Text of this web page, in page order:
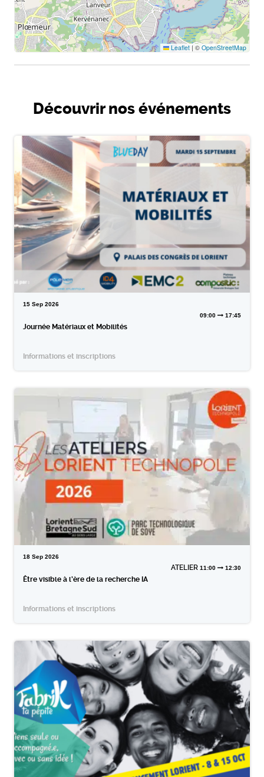
Leaflet | ©OpenStreetMap
Découvrir nos événements
15 Sep 2026
09:00
17:45
Journée Matériaux et Mobilités
Informations et inscriptions
18 Sep 2026
ATELIER 11:00 12:30
Être visible à l’ère de la recherche IA
Informations et inscriptions